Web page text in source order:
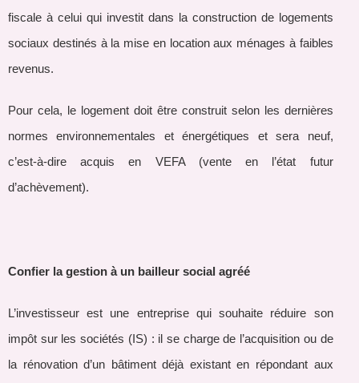
fiscale à celui qui investit dans la construction de logements
sociaux destinés à la mise en location aux ménages à faibles
revenus.
Pour cela, le logement doit être construit selon les dernières
normes environnementales et énergétiques et sera neuf,
c’est-à-dire acquis en VEFA (vente en l’état futur
d’achèvement).
Confier la gestion à un bailleur social agréé
L’investisseur est une entreprise qui souhaite réduire son
impôt sur les sociétés (IS) : il se charge de l’acquisition ou de
la rénovation d’un bâtiment déjà existant en répondant aux